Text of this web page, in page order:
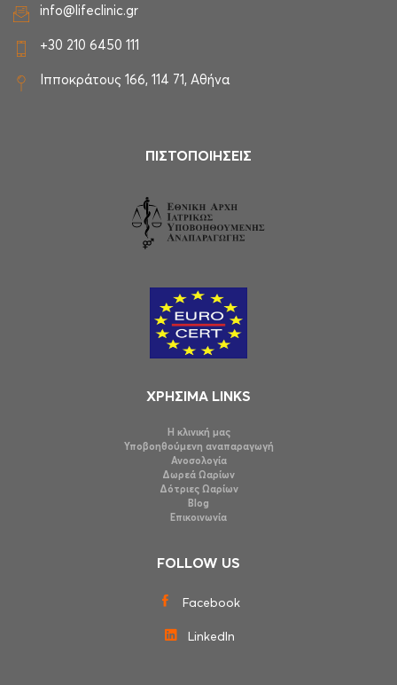
info@lifeclinic.gr
+30 210 6450 111
Ιπποκράτους 166, 114 71, Αθήνα
ΠΙΣΤΟΠΟΙΗΣΕΙΣ
ΧΡΗΣΙΜΑ LINKS
Η κλινική μας
Υποβοηθούμενη αναπαραγωγή
Ανοσολογία
Δωρεά Ωαρίων
Δότριες Ωαρίων
Blog
Επικοινωνία
FOLLOW US
Facebook
LinkedIn